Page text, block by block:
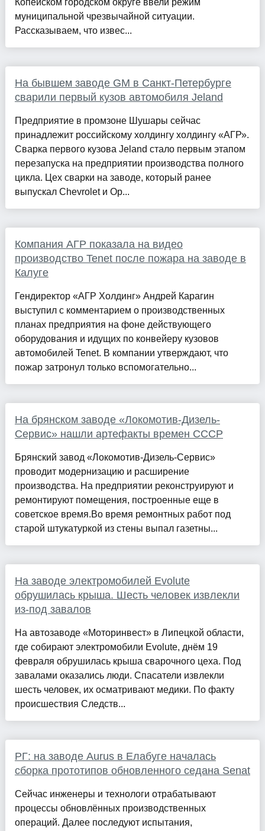
Копейском городском округе ввели режим
муниципальной чрезвычайной ситуации.
Рассказываем, что извес...
На бывшем заводе GM в Санкт-Петербурге
сварили первый кузов автомобиля Jeland
Предприятие в промзоне Шушары сейчас
принадлежит российскому холдингу холдингу «АГР».
Сварка первого кузова Jeland стало первым этапом
перезапуска на предприятии производства полного
цикла. Цех сварки на заводе, который ранее
выпускал Chevrolet и Op...
Компания АГР показала на видео
производство Tenet после пожара на заводе в
Калуге
Гендиректор «АГР Холдинг» Андрей Карагин
выступил с комментарием о производственных
планах предприятия на фоне действующего
оборудования и идущих по конвейеру кузовов
автомобилей Tenet. В компании утверждают, что
пожар затронул только вспомогательно...
На брянском заводе «Локомотив-Дизель-
Сервис» нашли артефакты времен СССР
Брянский завод «Локомотив-Дизель-Сервис»
проводит модернизацию и расширение
производства. На предприятии реконструируют и
ремонтируют помещения, построенные еще в
советское время.Во время ремонтных работ под
старой штукатуркой из стены выпал газетны...
На заводе электромобилей Evolute
обрушилась крыша. Шесть человек извлекли
из-под завалов
На автозаводе «Моторинвест» в Липецкой области,
где собирают электромобили Evolute, днём 19
февраля обрушилась крыша сварочного цеха. Под
завалами оказались люди. Спасатели извлекли
шесть человек, их осматривают медики. По факту
происшествия Следств...
РГ: на заводе Aurus в Елабуге началась
сборка прототипов обновленного седана Senat
Сейчас инженеры и технологи отрабатывают
процессы обновлённых производственных
операций. Далее последуют испытания,